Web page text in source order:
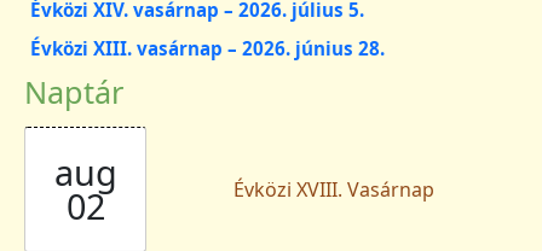
Évközi XIV. vasárnap – 2026. július 5.
Évközi XIII. vasárnap – 2026. június 28.
Naptár
aug
02 Évközi XVIII. Vasárnap